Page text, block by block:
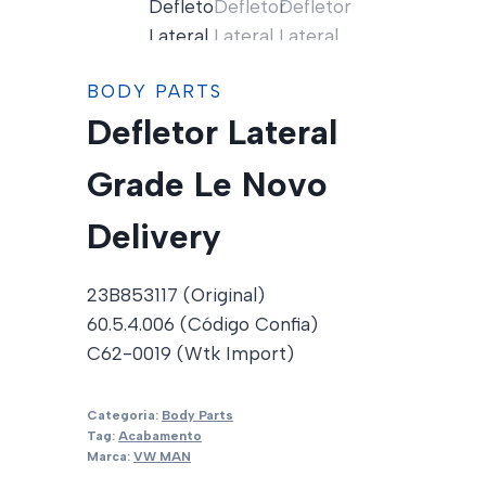
BODY PARTS
Defletor Lateral
Grade Le Novo
Delivery
23B853117 (Original)
60.5.4.006 (Código Confia)
C62-0019 (Wtk Import)
Categoria: Body Parts
Tag: Acabamento
Marca: VW MAN